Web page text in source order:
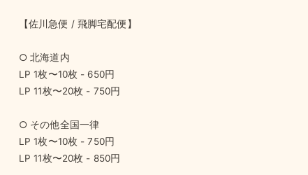
【佐川急便 / 飛脚宅配便】
○ 北海道内
LP 1枚〜10枚 - 650円
LP 11枚〜20枚 - 750円
○ その他全国一律
LP 1枚〜10枚 - 750円
LP 11枚〜20枚 - 850円